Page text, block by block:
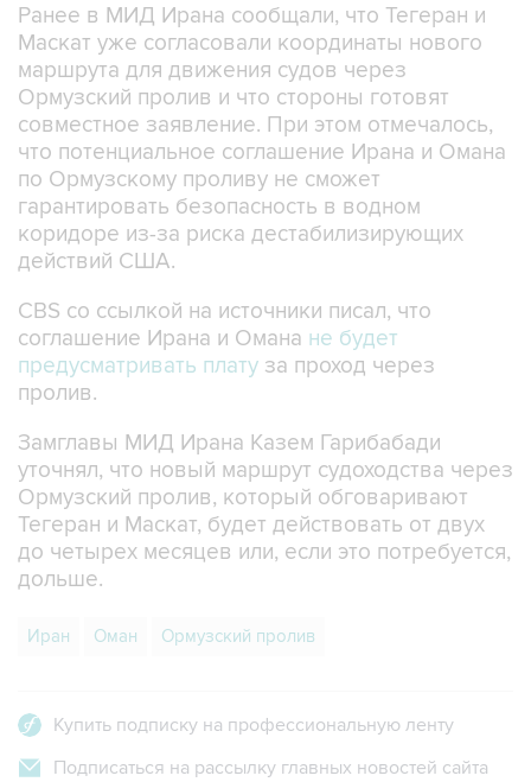
Ранее в МИД Ирана сообщали, что Тегеран и
Маскат уже согласовали координаты нового
маршрута для движения судов через
Ормузский пролив и что стороны готовят
совместное заявление. При этом отмечалось,
что потенциальное соглашение Ирана и Омана
по Ормузскому проливу не сможет
гарантировать безопасность в водном
коридоре из-за риска дестабилизирующих
действий США.
CBS со ссылкой на источники писал, что
соглашение Ирана и Омана не будет
предусматривать плату за проход через
пролив.
Замглавы МИД Ирана Казем Гарибабади
уточнял, что новый маршрут судоходства через
Ормузский пролив, который обговаривают
Тегеран и Маскат, будет действовать от двух
до четырех месяцев или, если это потребуется,
дольше.
Иран Оман Ормузский пролив
Купить подписку на профессиональную ленту
Подписаться на рассылку главных новостей сайта